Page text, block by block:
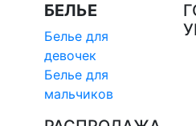
БЕЛЬЕ
Белье для
девочек
Белье для
мальчиков